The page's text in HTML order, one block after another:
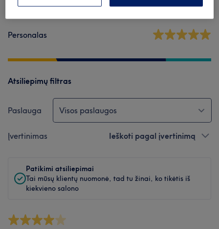
Personalas
Atsiliepimų filtras
Paslauga Visos paslaugos
Įvertinimas Ieškoti pagal įvertinimą
Patikimi atsiliepimai
Tai mūsų klientų nuomonė, tad tu žinai, ko tikėtis iš
kiekvieno salono